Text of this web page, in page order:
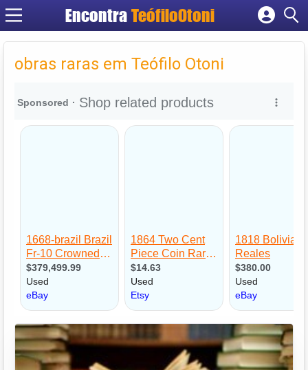
Encontra TeófiloOtoni
Cadastrar empresa
Criar conta
obras raras em Teófilo Otoni